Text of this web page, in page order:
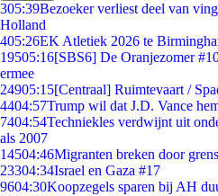
305:39Bezoeker verliest deel van
Holland
405:26EK Atletiek 2026 te
19505:16[SBS6] De Oranjezomer
ermee
24905:15[Centraal] Ruimtevaart /
4404:57Trump wil dat J.D. Vance
7404:54Techniekles verdwijnt uit
als 2007
14504:46Migranten breken door
23304:34Israel en Gaza #17
9604:30Koopzegels sparen bij AH